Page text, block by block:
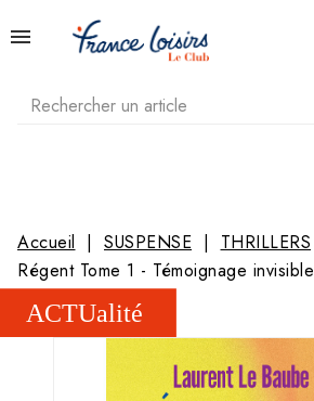
Accueil SUSPENSE THRILLERS
Régent Tome 1 - Témoignage invisible